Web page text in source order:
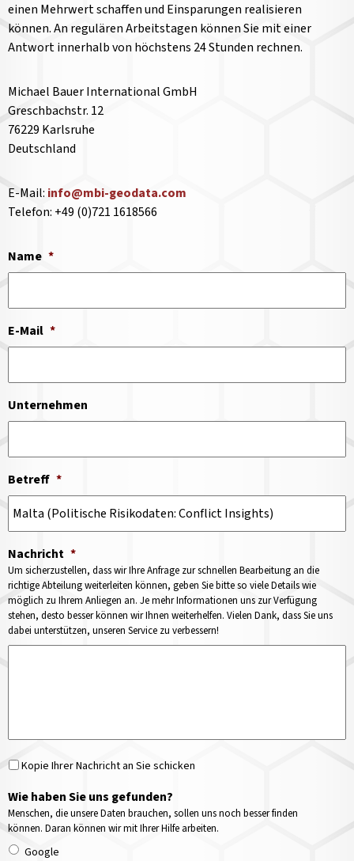
einen Mehrwert schaffen und Einsparungen realisieren
können. An regulären Arbeitstagen können Sie mit einer
Antwort innerhalb von höchstens 24 Stunden rechnen.
Michael Bauer International GmbH
Greschbachstr. 12
76229 Karlsruhe
Deutschland
E-Mail: info@mbi-geodata.com
Telefon: +49 (0)721 1618566
Name *
E-Mail *
Unternehmen
Betreff *
Nachricht *
Um sicherzustellen, dass wir Ihre Anfrage zur schnellen Bearbeitung an die
richtige Abteilung weiterleiten können, geben Sie bitte so viele Details wie
möglich zu Ihrem Anliegen an. Je mehr Informationen uns zur Verfügung
stehen, desto besser können wir Ihnen weiterhelfen. Vielen Dank, dass Sie uns
dabei unterstützen, unseren Service zu verbessern!
Kopie Ihrer Nachricht an Sie schicken
Wie haben Sie uns gefunden?
Menschen, die unsere Daten brauchen, sollen uns noch besser finden
können. Daran können wir mit Ihrer Hilfe arbeiten.
Google